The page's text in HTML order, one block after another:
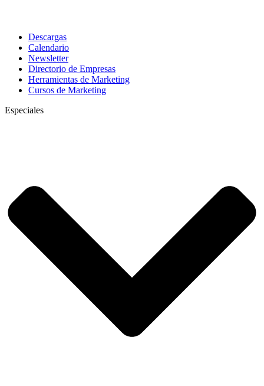
Descargas
Calendario
Newsletter
Directorio de Empresas
Herramientas de Marketing
Cursos de Marketing
Especiales